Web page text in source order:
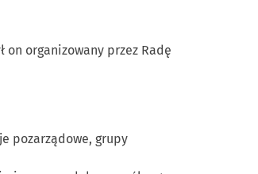
on organizowany przez Radę
pozarządowe, grupy